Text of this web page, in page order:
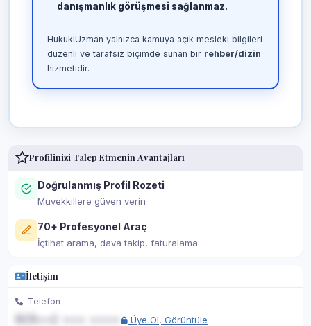
danışmanlık görüşmesi sağlanmaz.
HukukiUzman yalnızca kamuya açık mesleki bilgileri
düzenli ve tarafsız biçimde sunan bir rehber/dizin
hizmetidir.
Profilinizi Talep Etmenin Avantajları
Doğrulanmış Profil Rozeti
Müvekkillere güven verin
70+ Profesyonel Araç
İçtihat arama, dava takip, faturalama
İletişim
Telefon
Üye Ol, Görüntüle